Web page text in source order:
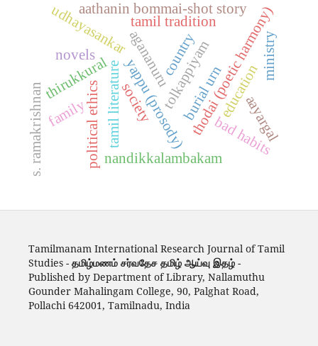
tolkappiyam
yappu (prosody)thodai (poetic harmony)
agananuru
tamil literature
udhayasankar
aathanin bommai-shot story
nandikkalambakam
tamil tradition
thirukkural
political ethics
ministry
education
country
s. ramakrishnan
novels
family society
bad habits
aayargal
burial urn
Tamilmanam International Research Journal of Tamil
Studies - தமிழ்மணம் சர்வதேச தமிழ் ஆய்வு இதழ்-
Published by Department of Library, Nallamuthu
Gounder Mahalingam College, 90, Palghat Road,
Pollachi 642001, Tamilnadu, India